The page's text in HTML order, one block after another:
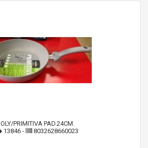
OLY/PRIMITIVA PAD.24CM.
13846 - 8032628660023